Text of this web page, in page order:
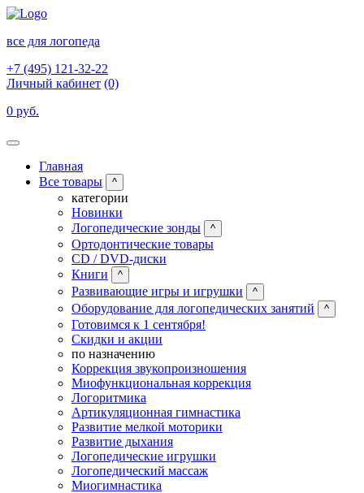
все для логопеда
+7 (495) 121-32-22
Личный кабинет (0)
0 руб.
Главная
Все товары
^
категории
Новинки
Логопедические зонды
^
Ортодонтические товары
CD / DVD-диски
Книги
^
Развивающие игры и игрушки ^
Оборудование для логопедических занятий ^
Готовимся к 1 сентября!
Скидки и акции
по назначению
Коррекция звукопроизношения
Миофункциональная коррекция
Логоритмика
Артикуляционная гимнастика
Развитие мелкой моторики
Развитие дыхания
Логопедические игрушки
Логопедический массаж
Миогимнастика